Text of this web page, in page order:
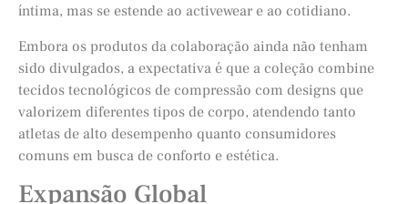
íntima, mas se estende ao activewear e ao cotidiano.
Embora os produtos da colaboração ainda não tenham
sido divulgados, a expectativa é que a coleção combine
tecidos tecnológicos de compressão com designs que
valorizem diferentes tipos de corpo, atendendo tanto
atletas de alto desempenho quanto consumidores
comuns em busca de conforto e estética.
Expansão Global